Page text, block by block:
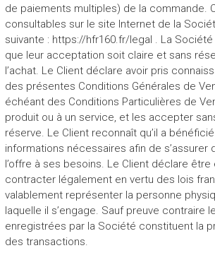
de paiements multiples) de la commande.
consultables sur le site Internet de la
suivante : https://hfr160.fr/legal . La
que leur acceptation soit claire et sans
l’achat. Le Client déclare avoir pris
des présentes Conditions Générales de
échéant des Conditions Particulières de
produit ou à un service, et les accepter
réserve. Le Client reconnaît qu’il a
informations nécessaires afin de s’assurer
l’offre à ses besoins. Le Client déclare être
contracter légalement en vertu des lois
valablement représenter la personne
laquelle il s’engage. Sauf preuve contraire
enregistrées par la Société constituent la
des transactions.